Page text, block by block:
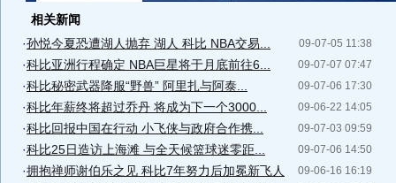
相关新闻
09-07-05 11:38
·孙悦今夏恐遭湖人抛弃 湖人 科比 NBA交易...
09-07-07 07:47
·科比亚洲行程确定 NBA巨星将于月底前往6...
09-07-06 17:30
·科比秘密武器降服“野兽” 阿里扎与阿泰...
09-06-22 14:05
·科比年薪终将超过乔丹 将成为下一个3000...
09-07-03 09:59
·科比回报中国在行动 小飞侠与政府合作携...
09-07-06 14:50
·科比25日造访上海滩 与全天候篮球迷零距...
09-06-16 16:19
·拥抱禅师谢伯乐之见 科比7年努力后加冕新飞人